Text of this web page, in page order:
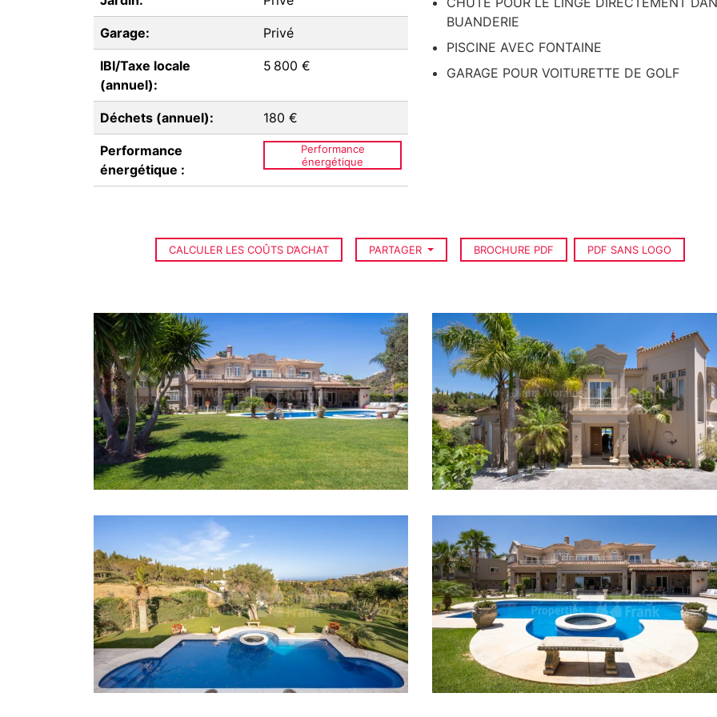
Garage: Privé
IBI/Taxe locale
(annuel):
5 800 €
Déchets (annuel): 180 €
Performance
énergétique :
Performance
énergétique
BUANDERIE
PISCINE AVEC FONTAINE
GARAGE POUR VOITURETTE DE GOLF
CALCULER LES COÛTS D’ACHAT PARTAGER BROCHURE PDF PDF SANS LOGO